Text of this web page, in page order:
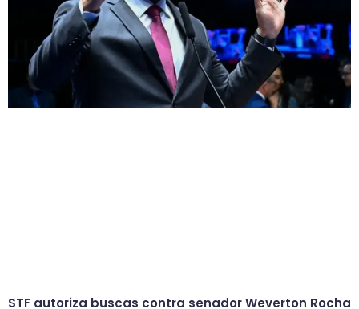
STF autoriza buscas contra senador Weverton Rocha